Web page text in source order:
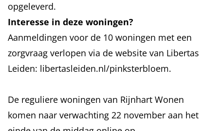
opgeleverd.
Interesse in deze woningen?
Aanmeldingen voor de 10 woningen met een
zorgvraag verlopen via de website van Libertas
Leiden: libertasleiden.nl/pinksterbloem.
De reguliere woningen van Rijnhart Wonen
komen naar verwachting 22 november aan het